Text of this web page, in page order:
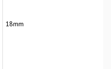
18mm